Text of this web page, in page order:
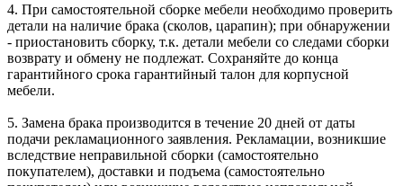
4. При самостоятельной сборке мебели необходимо проверить
детали на наличие брака (сколов, царапин); при обнаружении
- приостановить сборку, т.к. детали мебели со следами сборки
возврату и обмену не подлежат. Сохраняйте до конца
гарантийного срока гарантийный талон для корпусной
мебели.
5. Замена брака производится в течение 20 дней от даты
подачи рекламационного заявления. Рекламации, возникшие
вследствие неправильной сборки (самостоятельно
покупателем), доставки и подъема (самостоятельно